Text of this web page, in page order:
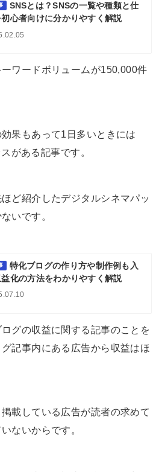
SNSとは？SNSの一覧や種類と仕
心者向けに分かりやすく解説
ーワードボリュームが150,000件
果もあって1日多いときには
がある記事です。
ど紹介したデジタルシネマパッ
いです。
特化ブログの作り方や制作例も入
化の方法をわかりやすく解説
ログの収益に関する記事のことを
記事内にある広告から収益はほ
載している広告が読者の求めて
ないからです。